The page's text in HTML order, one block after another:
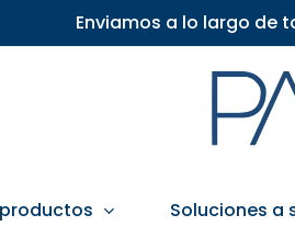
Enviamos a lo largo de
Soluciones a